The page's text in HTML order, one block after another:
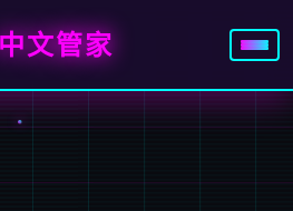
文管家